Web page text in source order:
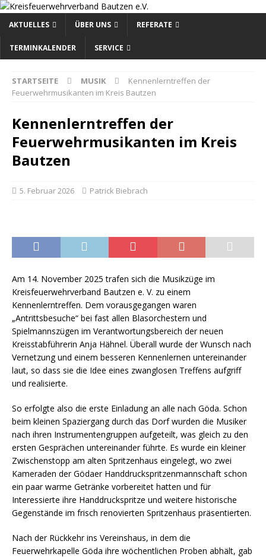
AKTUELLES ÜBER UNS REFERATE
TERMINKALENDER SERVICE
STARTSEITE MUSIK
Kennenlerntreffen der
Feuerwehrmusikanten im Kreis Bautzen
Kennenlerntreffen der
Feuerwehrmusikanten im Kreis
Bautzen
5. Februar 2026 Patrick Biebrach
Am 14. November 2025 trafen sich die Musikzüge im
Kreisfeuerwehrverband Bautzen e. V. zu einem
Kennenlerntreffen. Dem vorausgegangen waren
„Antrittsbesuche“ bei fast allen Blasorchestern und
Spielmannszügen im Verantwortungsbereich der neuen
Kreisstabführerin Anja Hähnel. Überall wurde der Wunsch nach
Vernetzung und einem besseren Kennenlernen untereinander
laut, so dass sie die Idee eines zwanglosen Treffens aufgriff
und realisierte.
So erfolgte also die erste Einladung an alle nach Göda. Schon
beim kleinen Spaziergang durch das Dorf wurden die Musiker
nach ihren Instrumentengruppen aufgeteilt, was gleich zu den
ersten Gesprächen untereinander führte. Es wurde ein kleiner
Zwischenstopp am alten Spritzenhaus eingelegt, wo zwei
Kameraden der Gödaer Handdruckspritzenmannschaft schon
ein paar warme Getränke vorbereitet hatten und für
Interessierte ihre Handdruckspritze und weitere historische
Gegenstände im frisch renovierten Spritzenhaus präsentierten.
Nach der Rückkehr ins Vereinshaus, in dem die
Feuerwehrkapelle Göda ihre wöchentlichen Proben abhält, gab